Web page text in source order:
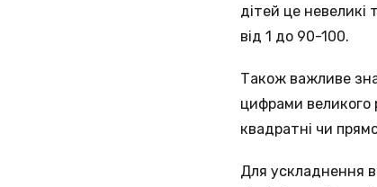
дітей це
від 1 до 90-100.
Також важливе
цифрами великого
квадратні чи
Для ускладнення